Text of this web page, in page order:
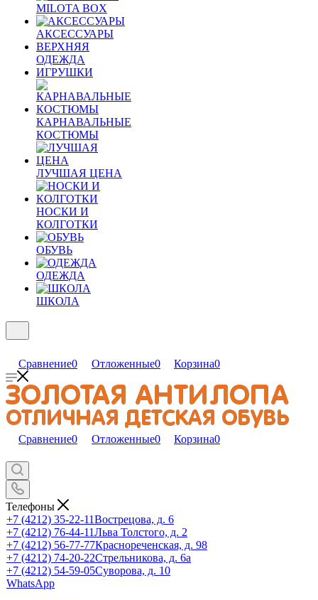
MILOTA BOX
АКСЕССУАРЫ
ВЕРХНЯЯ
ОДЕЖДА
ИГРУШКИ
КАРНАВАЛЬНЫЕ
КОСТЮМЫ
ЛУЧШАЯ ЦЕНА
НОСКИ И
КОЛГОТКИ
ОБУВЬ
ОДЕЖДА
ШКОЛА
Сравнение0 Отложенные0 Корзина0
Сравнение0 Отложенные0 Корзина0
Телефоны
+7 (4212) 35-22-11Вострецова, д. 6
+7 (4212) 76-44-11Льва Толстого, д. 2
+7 (4212) 56-77-77Краснореченская, д. 98
+7 (4212) 74-20-22Стрельникова, д. 6а
+7 (4212) 54-59-05Суворова, д. 10
WhatsApp